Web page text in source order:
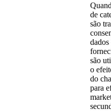
de
são
dados
são
o
do
para